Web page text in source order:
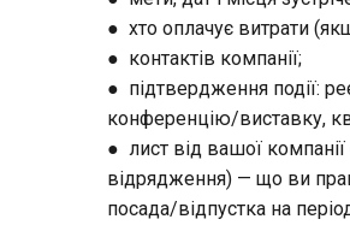
● хто оплачує витрати
● контактів компанії;
● підтвердження події:
конференцію/виставку,
● лист від вашої
відрядження) — що ви
посада/відпустка на